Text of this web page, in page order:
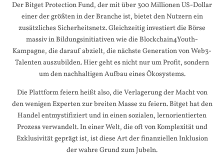
Der Bitget Protection Fund, der mit über 300 Millionen US-Dollar
einer der größten in der Branche ist, bietet den Nutzern ein
zusätzliches Sicherheitsnetz. Gleichzeitig investiert die Börse
massiv in Bildungsinitiativen wie die Blockchain4Youth-
Kampagne, die darauf abzielt, die nächste Generation von Web3-
Talenten auszubilden. Hier geht es nicht nur um Profit, sondern
um den nachhaltigen Aufbau eines Ökosystems.
Die Plattform feiern heißt also, die Verlagerung der Macht von
den wenigen Experten zur breiten Masse zu feiern. Bitget hat den
Handel entmystifiziert und in einen sozialen, lernorientierten
Prozess verwandelt. In einer Welt, die oft von Komplexität und
Exklusivität geprägt ist, ist diese Art der finanziellen Inklusion
der wahre Grund zum Jubeln.